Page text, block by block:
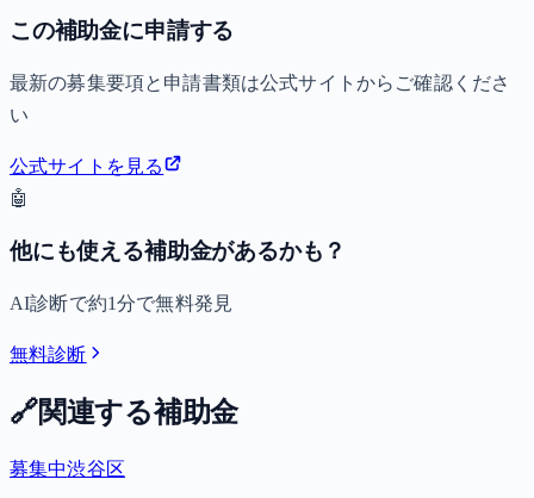
この補助金に申請する
最新の募集要項と申請書類は公式サイトからご確認くださ
い
公式サイトを見る
🤖
他にも使える補助金があるかも？
AI診断で約1分で無料発見
無料診断
🔗関連する補助金
募集中渋谷区